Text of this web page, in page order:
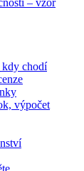
– vzor
kdy chodí
výpočet